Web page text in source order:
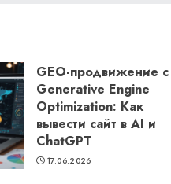
GEO-продвижение с
Generative Engine
Optimization: Как
вывести сайт в AI и
ChatGPT
17.06.2026